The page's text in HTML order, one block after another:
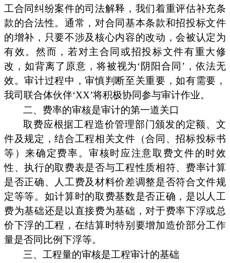
工合同纠纷案件的司法解释，我们着重评估补充条
款的合法性。通常，对合同基本条款和招投标文件
的增补，只要不涉及核心内容的改动，会被认定为
有效。然而，若对主合同或招投标文件有重大修
改，如背离了原意，将被视为‘阴阳合同’，依法无
效。审计过程中，审慎判断至关重要，如有需要，
我司联合体伙伴‘XX’将积极协同参与审计作业。
二、费率的审核是审计的第一道关口
取费应根据工程造价管理部门颁发的定额、文
件及规定，结合工程相关文件（合同、招标投标书
等）来确定费率。审核时应注意取费文件的时效
性、执行的取费表是否与工程性质相符、费率计算
是否正确、人工费及材料价差调整是否符合文件规
定等等。如计算时的取费基数是否正确，是以人工
费为基础还是以直接费为基础，对于费率下浮或总
价下浮的工程，在结算时特别要增加造价部分工作
量是否同比例下浮等。
三、工程量的审核是工程审计的基础